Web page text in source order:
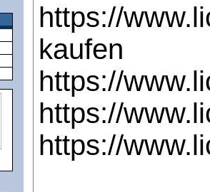
https://
kaufen
https://
https://
https://